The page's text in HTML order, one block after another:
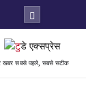
खबर सबसे पहले, सबसे सटीक